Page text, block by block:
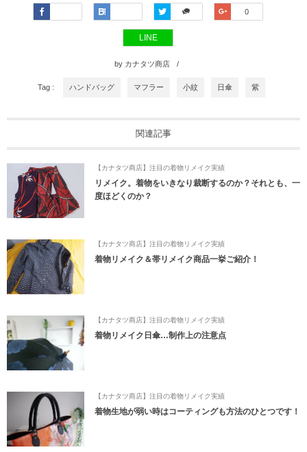
Twitter Google+
0
LINE
by カナタツ商店
Tag : ハンドバッグ マフラー 小紋 日傘 紫
関連記事
【カナタツ商店】注目の着物リメイク実績
リメイク。着物をいきなり裁断するのか？それとも、一
度ほどくのか？
【カナタツ商店】注目の着物リメイク実績
着物リメイク＆帯リメイク商品一挙ご紹介！
【カナタツ商店】注目の着物リメイク実績
着物リメイク日傘…制作上の注意点
【カナタツ商店】注目の着物リメイク実績
着物生地が弱い時はコーティングも方法のひとつです！